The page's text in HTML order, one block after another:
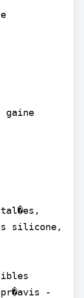
gaine
silicone,
-